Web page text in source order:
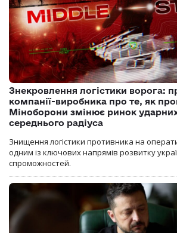
Знекровлення логістики ворога:
компанії-виробника про те, як
Міноборони змінює ринок
середнього радіуса
Знищення логістики противника на
одним із ключових напрямів розвитку
спроможностей.